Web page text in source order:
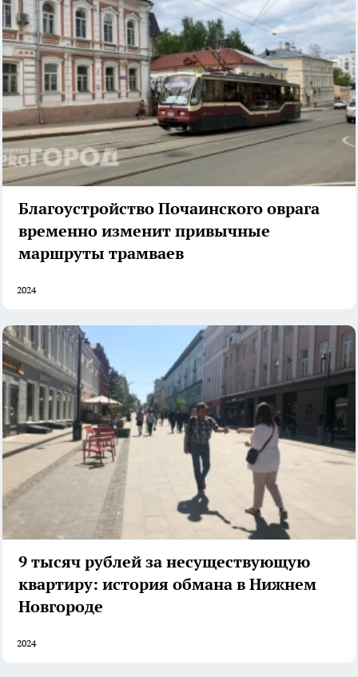
Благоустройство Почаинского оврага
временно изменит привычные
маршруты трамваев
2024
9 тысяч рублей за несуществующую
квартиру: история обмана в Нижнем
Новгороде
2024